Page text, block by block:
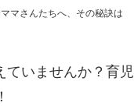
マさんたちへ、その秘訣は
ていませんか？育児